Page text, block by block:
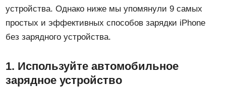
устройства. Однако ниже мы упомянули 9 самых
простых и эффективных способов зарядки iPhone
без зарядного устройства.
1. Используйте автомобильное
зарядное устройство